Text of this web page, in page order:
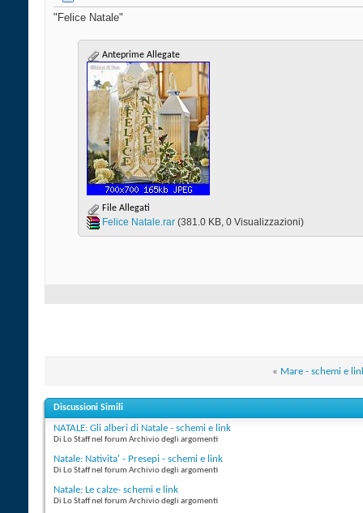
"Felice Natale"
Anteprime Allegate
File Allegati
Felice Natale.rar‎ (381.0 KB, 0 Visualizzazioni)
« Mare - schemi e
Discussioni Simili
NATALE: Gli alberi di Natale - schemi e link
Di Lo Staff nel forum Archivio degli argomenti
Natale: Nativita' - Presepi - schemi e link
Di Lo Staff nel forum Archivio degli argomenti
Natale: Le calze- schemi e link
Di Lo Staff nel forum Archivio degli argomenti